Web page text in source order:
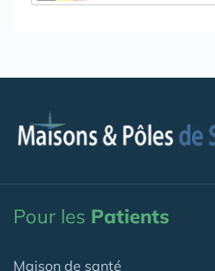
Pour les Patients
Maison de santé